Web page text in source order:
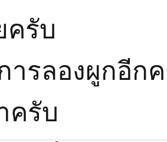
ครับ
ารลองผูกอีก
ครับ